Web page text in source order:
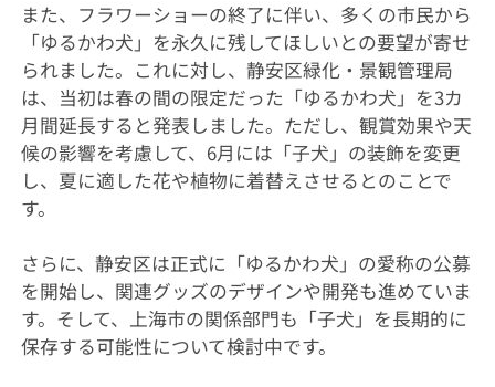
また、フラワーショーの終了に伴い、多くの市民から
「ゆるかわ犬」を永久に残してほしいとの要望が寄せ
られました。これに対し、静安区緑化・景観管理局
は、当初は春の間の限定だった「ゆるかわ犬」を3カ
月間延長すると発表しました。ただし、観賞効果や天
候の影響を考慮して、6月には「子犬」の装飾を変更
し、夏に適した花や植物に着替えさせるとのことで
す。
さらに、静安区は正式に「ゆるかわ犬」の愛称の公募
を開始し、関連グッズのデザインや開発も進めていま
す。そして、上海市の関係部門も「子犬」を長期的に
保存する可能性について検討中です。